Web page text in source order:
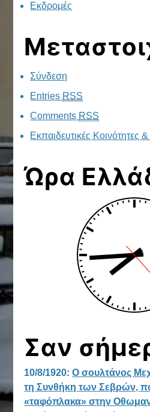
Εκδρομές
Σύνδεση
Entries RSS
Comments RSS
Εκπαιδευτικές Κοινότητες
Ώρα
Σαν
10/8/1920:Ο σουλτάνος
τη Συνθήκη των Σεβρών,
«ταφόπλακα» στην